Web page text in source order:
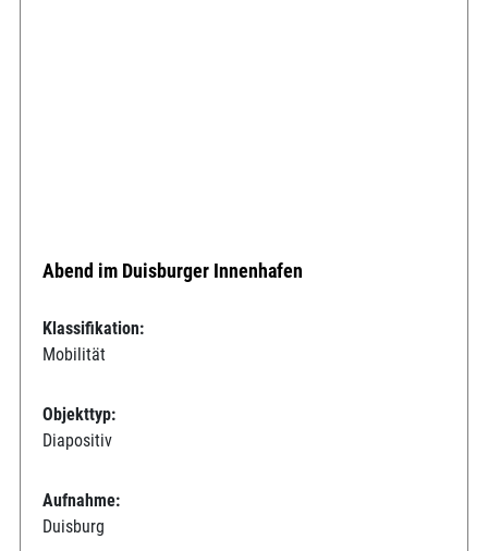
Abend im Duisburger Innenhafen
Klassifikation:
Mobilität
Objekttyp:
Diapositiv
Aufnahme:
Duisburg